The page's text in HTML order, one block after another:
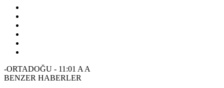
-ORTADOĞU - 11:01 A A
BENZER HABERLER